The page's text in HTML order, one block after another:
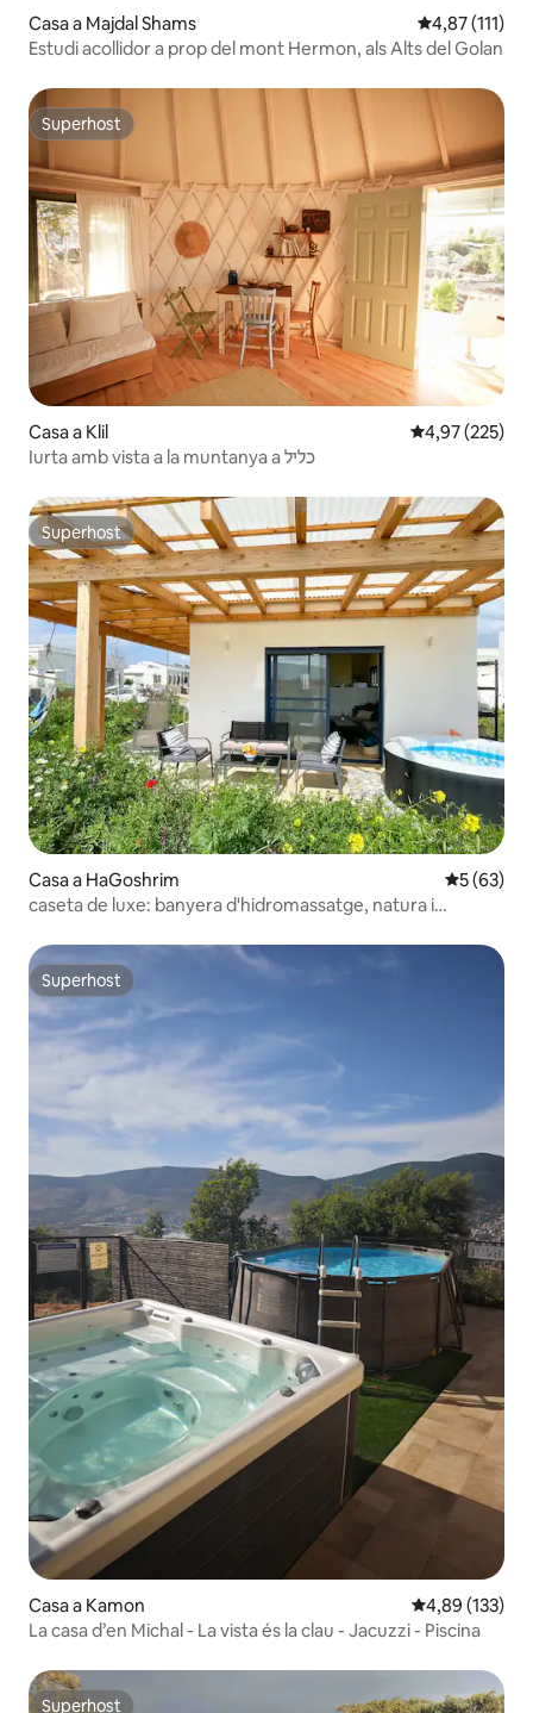
Casa a Majdal Shams 4,87 de
4,87 (111)
Estudi acollidor a prop del mont Hermon, als Alts del Golan
Superhost
Superhost
Casa a Klil 4,97 de
4,97 (225)
Iurta amb vista a la muntanya a כליל
Superhost
Superhost
Casa a HaGoshrim 5 de
5 (63)
caseta de luxe: banyera d'hidromassatge, natura i
Superhost
Superhost
Casa a Kamon 4,89 de
4,89 (133)
La casa d’en Michal - La vista és la clau - Jacuzzi - Piscina
Superhost